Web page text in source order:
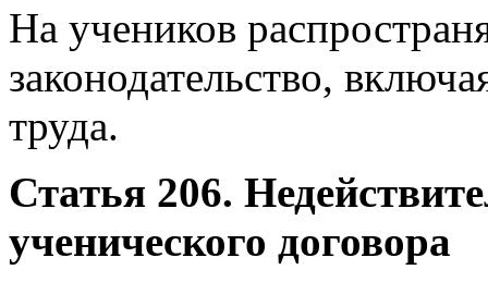
На учеников
законодательство,
труда.
Статья 206.
ученического договора